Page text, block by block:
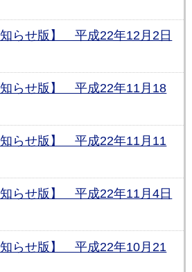
らせ版】 平成22年12月2日
らせ版】 平成22年11月18
らせ版】 平成22年11月11
らせ版】 平成22年11月4日
らせ版】 平成22年10月21